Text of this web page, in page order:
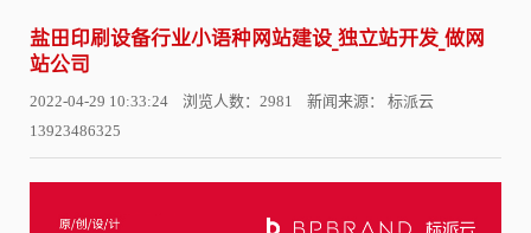
盐田印刷设备行业小语种网站建设_独立站开发_做网
站公司
2022-04-29 10:33:24 浏览人数：2981 新闻来源： 标派云
13923486325